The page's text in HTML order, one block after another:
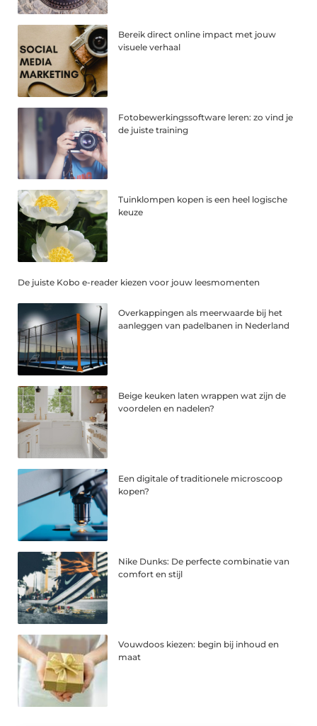
Bereik direct online impact met jouw
visuele verhaal
Fotobewerkingssoftware leren: zo vind je
de juiste training
Tuinklompen kopen is een heel logische
keuze
De juiste Kobo e-reader kiezen voor jouw leesmomenten
Overkappingen als meerwaarde bij het
aanleggen van padelbanen in Nederland
Beige keuken laten wrappen wat zijn de
voordelen en nadelen?
Een digitale of traditionele microscoop
kopen?
Nike Dunks: De perfecte combinatie van
comfort en stijl
Vouwdoos kiezen: begin bij inhoud en
maat